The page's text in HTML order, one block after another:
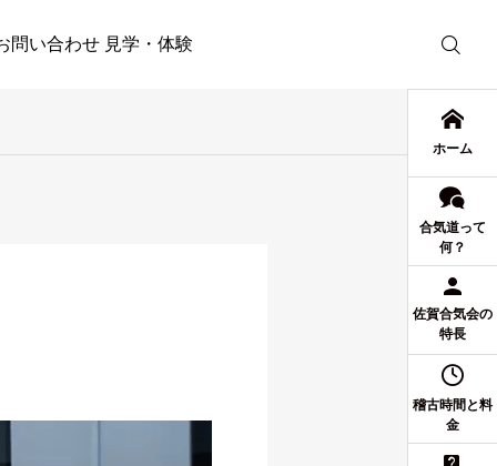
問い合わせ 見学・体験
ホーム
合気道って
何？
佐賀合気会の
特長
稽古時間と料
金